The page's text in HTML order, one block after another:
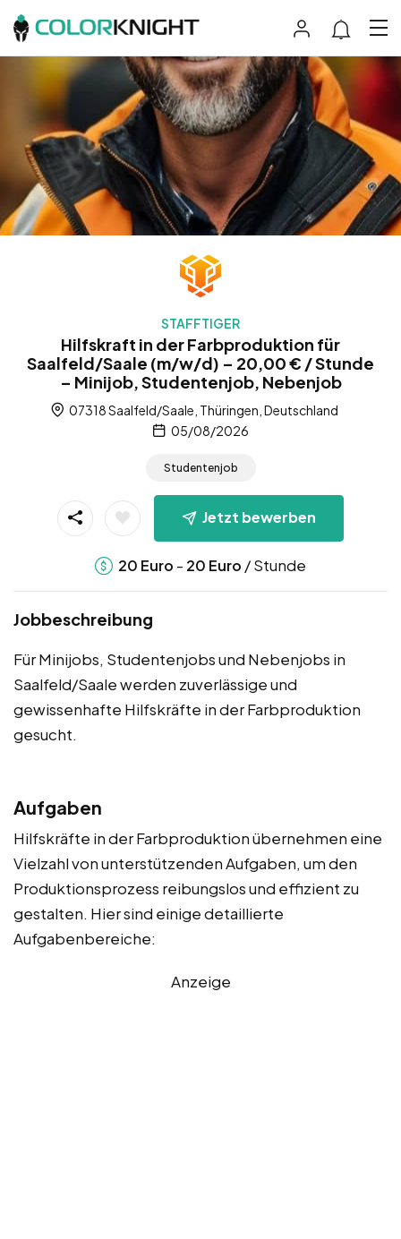
STAFFTIGER
Hilfskraft in der Farbproduktion für
Saalfeld/Saale (m/w/d) – 20,00 € / Stunde
– Minijob, Studentenjob, Nebenjob
07318 Saalfeld/Saale, Thüringen, Deutschland
05/08/2026
Studentenjob
Jetzt bewerben
20 Euro - 20 Euro / Stunde
Jobbeschreibung
Für Minijobs, Studentenjobs und Nebenjobs in
Saalfeld/Saale werden zuverlässige und
gewissenhafte Hilfskräfte in der Farbproduktion
gesucht.
Aufgaben
Hilfskräfte in der Farbproduktion übernehmen eine
Vielzahl von unterstützenden Aufgaben, um den
Produktionsprozess reibungslos und effizient zu
gestalten. Hier sind einige detaillierte
Aufgabenbereiche:
Anzeige